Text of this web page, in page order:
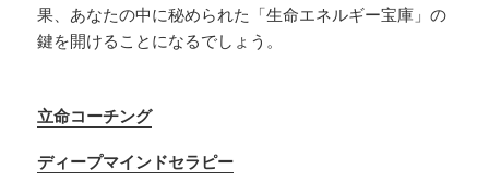
果、あなたの中に秘められた「生命エネルギー宝庫」の
鍵を開けることになるでしょう。
立命コーチング
ディープマインドセラピー